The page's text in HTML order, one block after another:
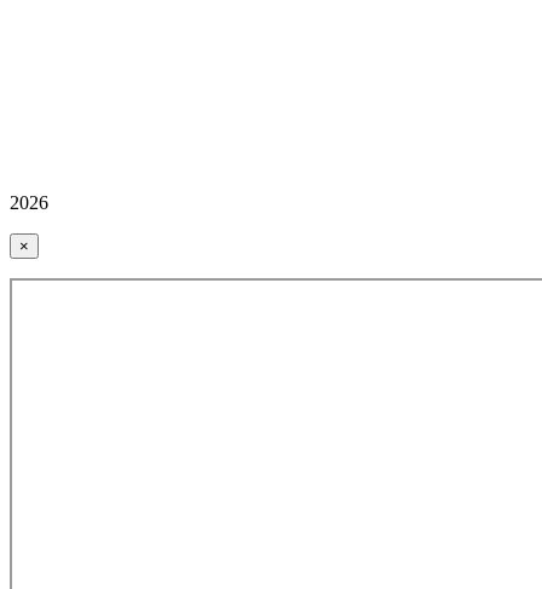
2026
×